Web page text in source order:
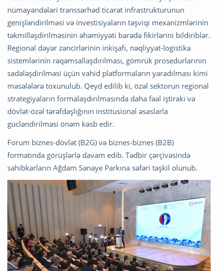
nümayəndələri transsərhəd ticarət infrastrukturunun
genişləndirilməsi və investisiyaların təşviqi mexanizmlərinin
təkmilləşdirilməsinin əhəmiyyəti barədə fikirlərini bildiriblər.
Regional dəyər zəncirlərinin inkişafı, nəqliyyat-logistika
sistemlərinin rəqəmsallaşdırılması, gömrük prosedurlarının
sadələşdirilməsi üçün vahid platformaların yaradılması kimi
məsələlərə toxunulub. Qeyd edilib ki, özəl sektorun regional
strategiyaların formalaşdırılmasında daha fəal iştirakı və
dövlət-özəl tərəfdaşlığının institusional əsaslarla
gücləndirilməsi önəm kəsb edir.
Forum biznes-dövlət (B2G) və biznes-biznes (B2B)
formatında görüşlərlə davam edib. Tədbir çərçivəsində
sahibkarların Ağdam Sənaye Parkına səfəri təşkil olunub.